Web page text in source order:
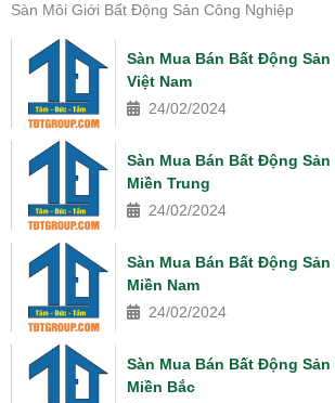
Sàn Môi Giới Bất Động Sản Công Nghiệp
Sàn Mua Bán Bất Động
Việt Nam
24/02/2024
Sàn Mua Bán Bất Động
Miền Trung
24/02/2024
Sàn Mua Bán Bất Động
Miền Nam
24/02/2024
Sàn Mua Bán Bất Động
Miền Bắc